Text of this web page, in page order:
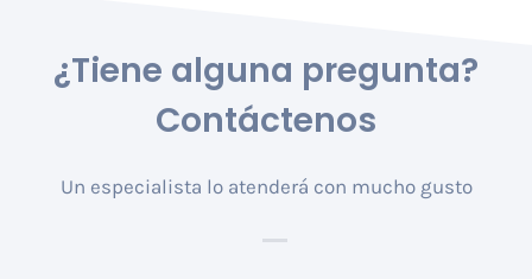
¿Tiene alguna pregunta?
Contáctenos
Un especialista lo atenderá con mucho gusto